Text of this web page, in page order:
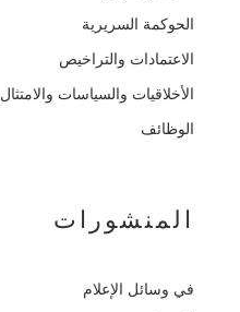
الحوكمة السريرية
الاعتمادات والتراخيص
الأخلاقيات والسياسات والامتثال
الوظائف
المنشورات
في وسائل الإعلام